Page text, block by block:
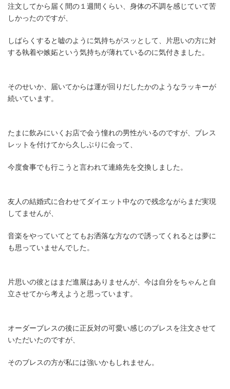
注文してから届く間の１週間くらい、身体の不調を感じていて苦
しかったのですが、
しばらくすると嘘のように気持ちがスッとして、片思いの方に対
する執着や嫉妬という気持ちが薄れているのに気付きました。
そのせいか、届いてからは運が回りだしたかのようなラッキーが
続いています。
たまに飲みにいくお店で会う憧れの男性がいるのですが、ブレス
レットを付けてから久しぶりに会って、
今度食事でも行こうと言われて連絡先を交換しました。
友人の結婚式に合わせてダイエット中なので残念ながらまだ実現
してませんが、
音楽をやっていてとてもお洒落な方なので誘ってくれるとは夢に
も思っていませんでした。
片思いの彼とはまだ進展はありませんが、今は自分をちゃんと自
立させてから考えようと思っています。
オーダーブレスの後に正反対の可愛い感じのブレスを注文させて
いただいたのですが、
そのブレスの方が私には強いかもしれません。